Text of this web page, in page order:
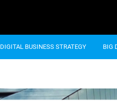
DIGITAL BUSINESS STRATEGY BIG